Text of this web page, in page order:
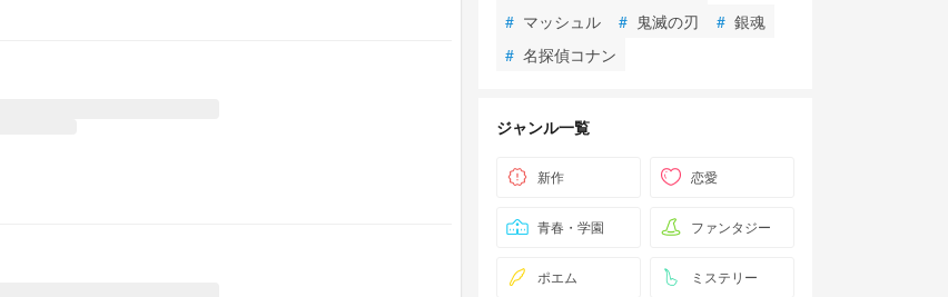
# マッシュル # 鬼滅の刃 # 銀魂
# 名探偵コナン
ジャンル一覧
新作 恋愛
青春・学園 ファンタジー
ポエム ミステリー